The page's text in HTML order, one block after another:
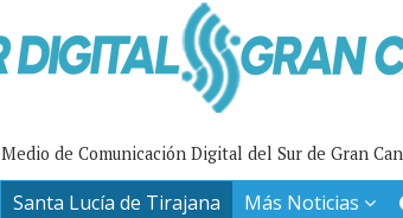
Medio de Comunicación Digital del Sur de Gran
Santa Lucía de Tirajana Más Noticias